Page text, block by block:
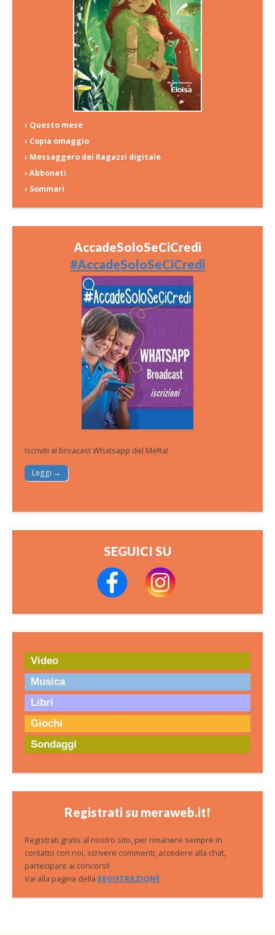
› Questo mese
› Copia omaggio
› Messaggero dei Ragazzi digitale
› Abbonati
› Sommari
AccadeSoloSeCiCredi
#AccadeSoloSeCiCredi
Iscriviti al broacast Whatsapp del MeRa!
Leggi →
SEGUICI SU
Video
Musica
Libri
Giochi
Sondaggi
Registrati su meraweb.it!
Registrati gratis al nostro sito, per rimanere sempre in
contatto con noi, scrivere commenti, accedere alla chat,
partecipare ai concorsi!
Vai alla pagina della REGISTRAZIONE